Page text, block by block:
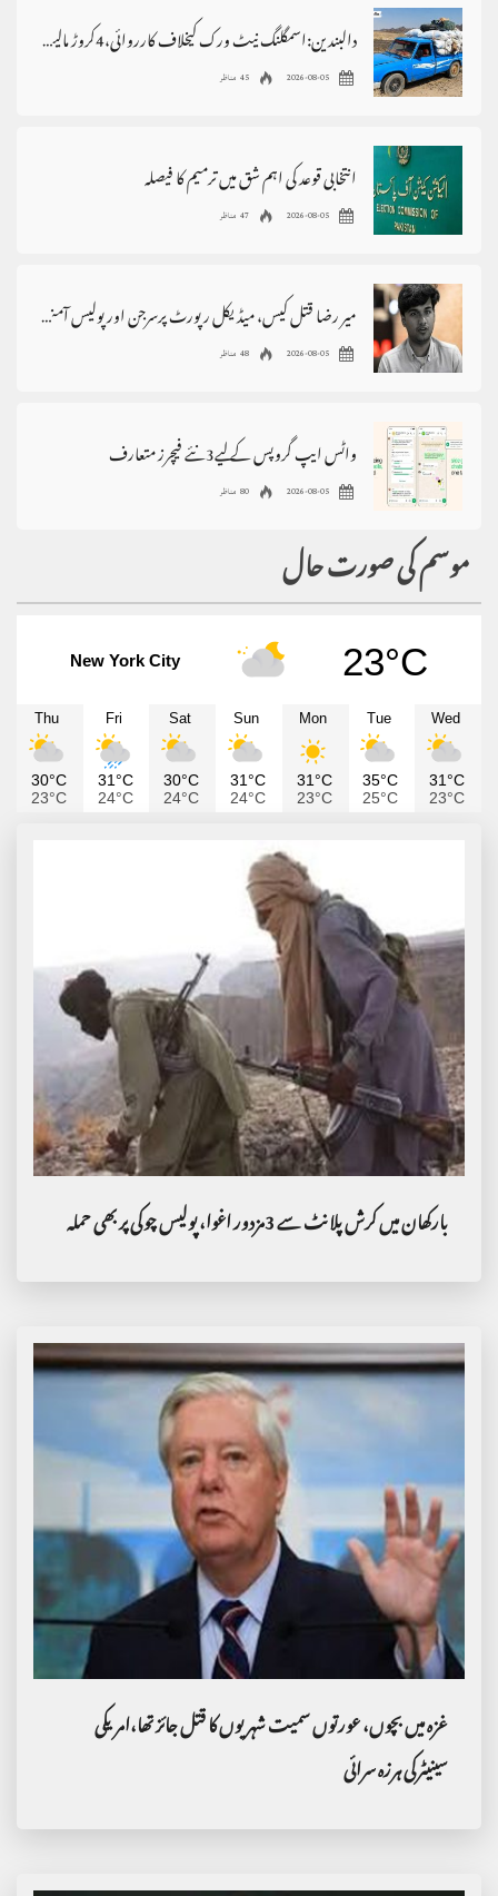
دالبندین:اسمگلنگ نیٹ ورک کیخلاف کارروائی،4کروڑ مالیت کا سامان ضبط
2026-08-05 45 مناظر
انتخابی قوعد کی اہم شق میں ترمیم کا فیصلہ
2026-08-05 47 مناظر
میر رضا قتل کیس، میڈیکل رپورٹ پرسرجن اور پولیس آمنے سامنے
2026-08-05 48 مناظر
واٹس ایپ گروپس کے لیے3نئے فیچرز متعارف
2026-08-05 80 مناظر
موسم کی صورت حال
New York City 23°C
Thu
30°C
23°C
Fri
31°C
24°C
Sat
30°C
24°C
Sun
31°C
24°C
Mon
31°C
23°C
Tue
35°C
25°C
Wed
31°C
23°C
بارکھان میں کرش پلانٹ سے 3مزدور اغوا، پولیس چوکی پر بھی حملہ
غزہ میں بچوں، عورتوں سمیت شہریوں کا قتل جائز تھا،امریکی
سینیٹرکی ہرزہ سرائی